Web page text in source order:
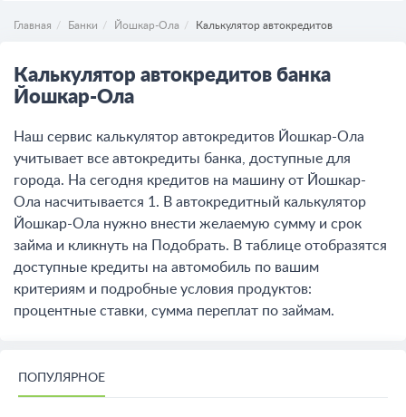
Главная Банки Йошкар-Ола Калькулятор автокредитов
Калькулятор автокредитов банка
Йошкар-Ола
Наш сервис калькулятор автокредитов Йошкар-Ола
учитывает все автокредиты банка, доступные для
города. На сегодня кредитов на машину от Йошкар-
Ола насчитывается 1. В автокредитный калькулятор
Йошкар-Ола нужно внести желаемую сумму и срок
займа и кликнуть на Подобрать. В таблице отобразятся
доступные кредиты на автомобиль по вашим
критериям и подробные условия продуктов:
процентные ставки, сумма переплат по займам.
ПОПУЛЯРНОЕ